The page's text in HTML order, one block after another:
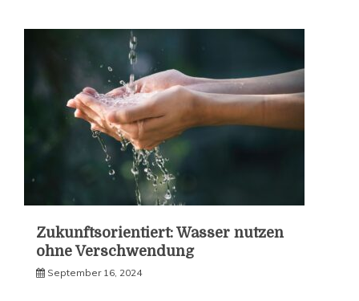
Zukunftsorientiert: Wasser nutzen
ohne Verschwendung
September 16, 2024